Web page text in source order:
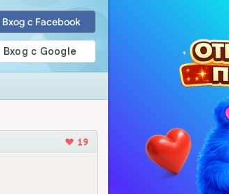
Вход с Facebook
19